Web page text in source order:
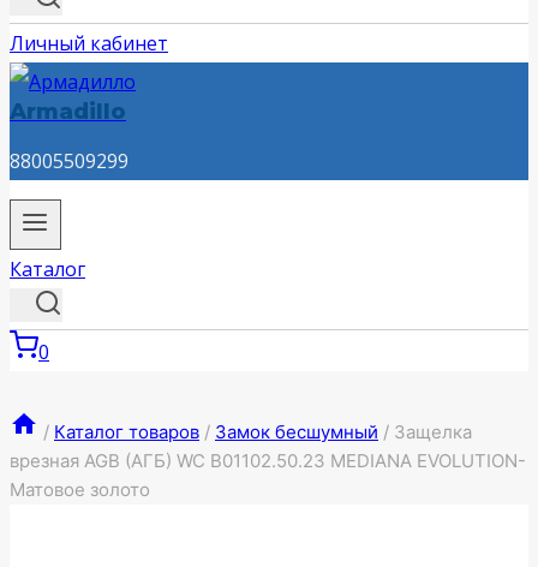
Личный кабинет
Armadillo
88005509299
Каталог
0
/ Каталог товаров / Замок бесшумный / Защелка
врезная AGB (АГБ) WC B01102.50.23 MEDIANA EVOLUTION-
Матовое золото